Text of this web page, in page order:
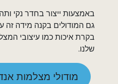
באמצעות ייצור בחדר נקי
גם המודולים בקנה מידה זה
בקרת איכות כמו עיצובי
שלנו.
מודולי מצלמות